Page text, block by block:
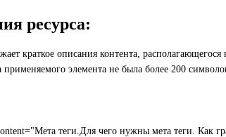
ресурса:
краткое описания контента,
элемента не была более 200
теги.Для чего нужны мета теги. Как